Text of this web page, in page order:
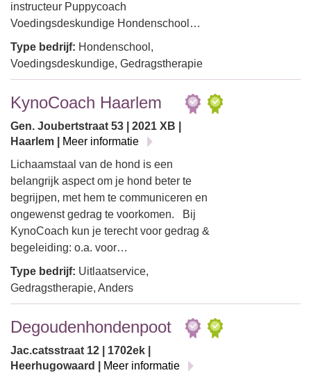
instructeur Puppycoach
Voedingsdeskundige Hondenschool…
Type bedrijf: Hondenschool,
Voedingsdeskundige, Gedragstherapie
KynoCoach Haarlem
Gen. Joubertstraat 53 | 2021 XB |
Haarlem |
Meer informatie
Lichaamstaal van de hond is een
belangrijk aspect om je hond beter te
begrijpen, met hem te communiceren en
ongewenst gedrag te voorkomen. Bij
KynoCoach kun je terecht voor gedrag &
begeleiding: o.a. voor…
Type bedrijf: Uitlaatservice,
Gedragstherapie, Anders
Degoudenhondenpoot
Jac.catsstraat 12 | 1702ek |
Heerhugowaard |
Meer informatie